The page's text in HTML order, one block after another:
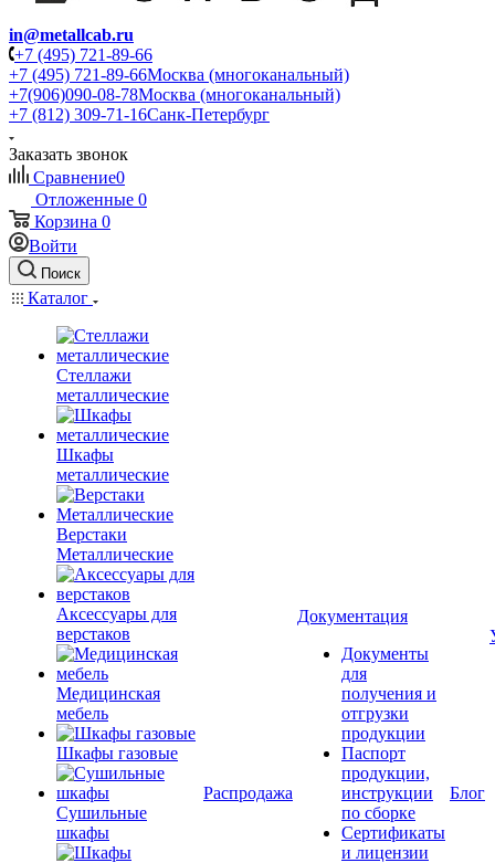
in@metallcab.ru
+7 (495) 721-89-66
+7 (495) 721-89-66Москва (многоканальный)
+7(906)090-08-78Москва (многоканальный)
+7 (812) 309-71-16Санк-Петербург
Заказать звонок
Сравнение0
Отложенные 0
Корзина 0
Войти
Поиск
Каталог
Стеллажи
металлические
Шкафы
металлические
Верстаки
Металлические
Аксессуары для
верстаков
Медицинская
мебель
Шкафы газовые
Сушильные
шкафы
Распродажа
Документация
Документы
для
получения и
отгрузки
продукции
Паспорт
продукции,
инструкции
по сборке
Сертификаты
и лицензии
Блог